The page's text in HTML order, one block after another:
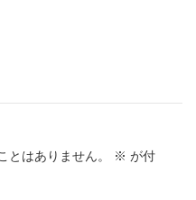
とはありません。 ※ が付